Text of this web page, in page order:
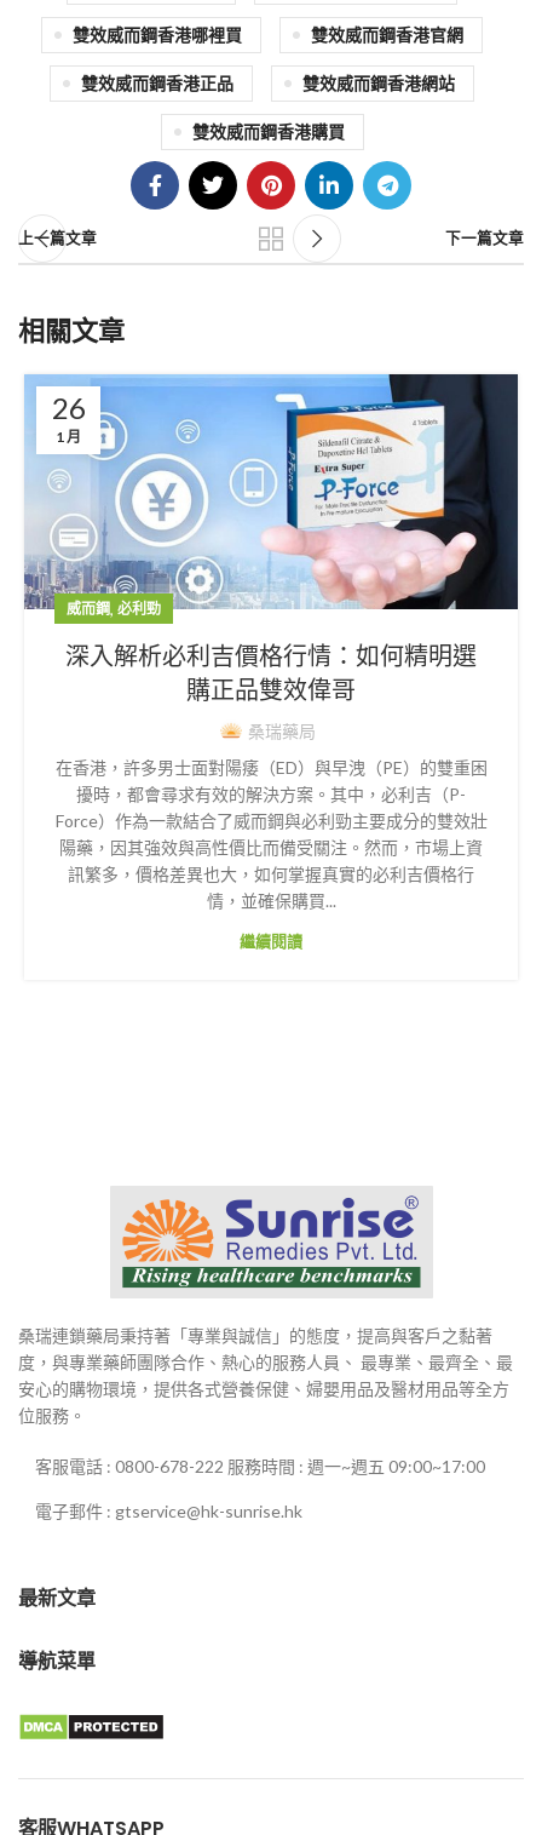
雙效威而鋼香港哪裡買 雙效威而鋼香港官網
雙效威而鋼香港正品 雙效威而鋼香港網站
雙效威而鋼香港購買
上一篇文章 下一篇文章
相關文章
26
1 月
威而鋼, 必利勁
深入解析必利吉價格行情：如何精明選
購正品雙效偉哥
桑瑞藥局
在香港，許多男士面對陽痿（ED）與早洩（PE）的雙重困
擾時，都會尋求有效的解決方案。其中，必利吉（P-
Force）作為一款結合了威而鋼與必利勁主要成分的雙效壯
陽藥，因其強效與高性價比而備受關注。然而，市場上資
訊繁多，價格差異也大，如何掌握真實的必利吉價格行
情，並確保購買...
繼續閱讀
桑瑞連鎖藥局秉持著「專業與誠信」的態度，提高與客戶之黏著
度，與專業藥師團隊合作、熱心的服務人員、 最專業、最齊全、最
安心的購物環境，提供各式營養保健、婦嬰用品及醫材用品等全方
位服務。
客服電話 : 0800-678-222 服務時間 : 週一~週五 09:00~17:00
電子郵件 : gtservice@hk-sunrise.hk
最新文章
導航菜單
客服WHATSAPP